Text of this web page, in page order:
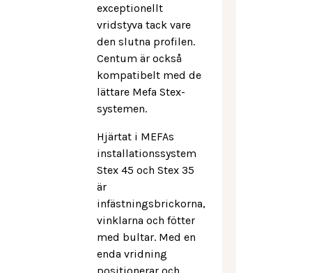
exceptionellt
vridstyva tack vare
den slutna profilen.
Centum är också
kompatibelt med de
lättare Mefa Stex-
systemen.
Hjärtat i MEFAs
installationssystem
Stex 45 och Stex 35
är
infästningsbrickorna,
vinklarna och fötter
med bultar. Med en
enda vridning
positionerar och